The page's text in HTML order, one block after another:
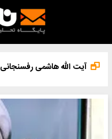
آیت الله هاشمی رفسنجانی